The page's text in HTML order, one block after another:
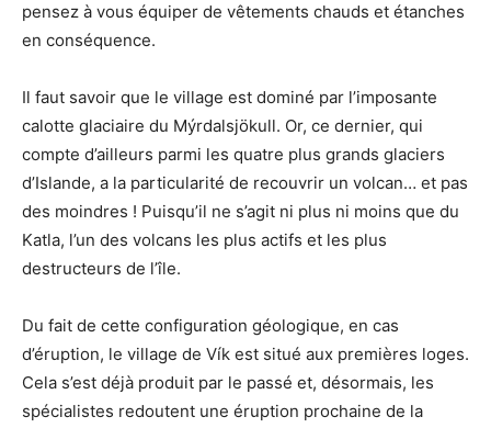
pensez à vous équiper de vêtements chauds et étanches
en conséquence.
Il faut savoir que le village est dominé par l’imposante
calotte glaciaire du Mýrdalsjökull. Or, ce dernier, qui
compte d’ailleurs parmi les quatre plus grands glaciers
d’Islande, a la particularité de recouvrir un volcan… et pas
des moindres ! Puisqu’il ne s’agit ni plus ni moins que du
Katla, l’un des volcans les plus actifs et les plus
destructeurs de l’île.
Du fait de cette configuration géologique, en cas
d’éruption, le village de Vík est situé aux premières loges.
Cela s’est déjà produit par le passé et, désormais, les
spécialistes redoutent une éruption prochaine de la